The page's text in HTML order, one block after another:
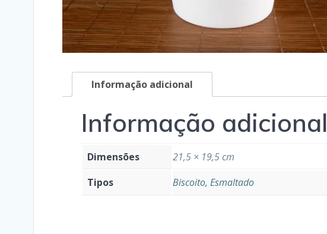
Informação adicional
Informação adicional
Dimensões
21,5 × 19,5 cm
Tipos
Biscoito, Esmaltado